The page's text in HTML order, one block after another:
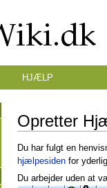
Opretter
Du har fulgt en
hjælpesiden for
Du arbejder uden at
HJÆLP